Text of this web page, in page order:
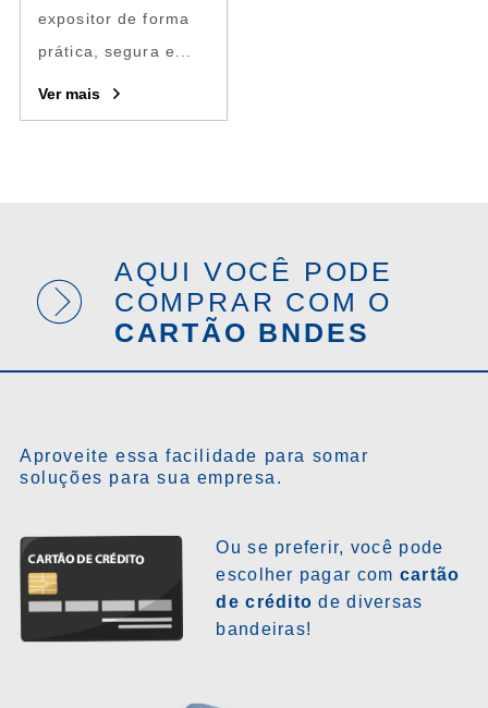
expositor de forma
prática, segura e...
Ver mais
AQUI VOCÊ PODE
COMPRAR COM O
CARTÃO BNDES
Aproveite essa facilidade para somar
soluções para sua empresa.
Ou se preferir, você pode
escolher pagar com cartão
de crédito de diversas
bandeiras!